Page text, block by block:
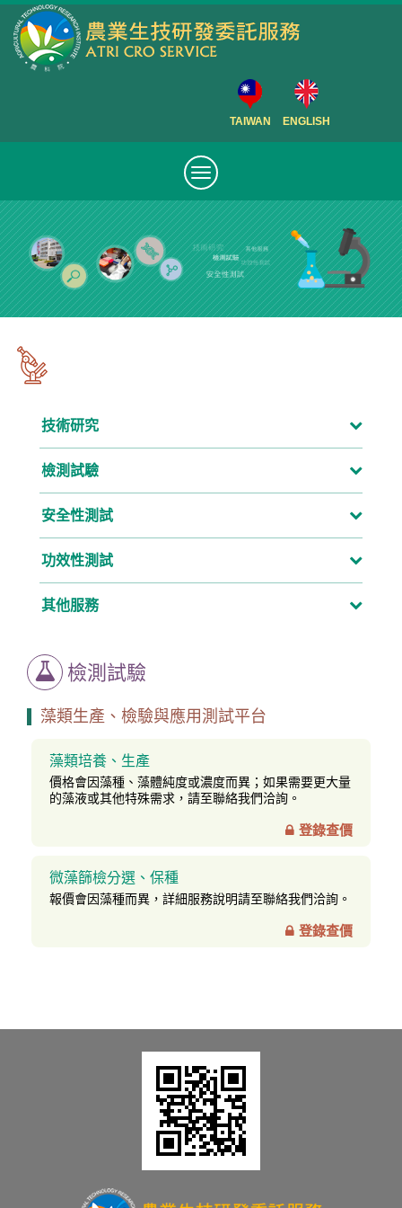
TAIWAN ENGLISH
技術研究
檢測試驗
安全性測試
功效性測試
其他服務
檢測試驗
藻類生產、檢驗與應用測試平台
藻類培養、生產
價格會因藻種、藻體純度或濃度而異；如果需要更大量
的藻液或其他特殊需求，請至聯絡我們洽詢。
登錄查價
微藻篩檢分選、保種
報價會因藻種而異，詳細服務說明請至聯絡我們洽詢。
登錄查價